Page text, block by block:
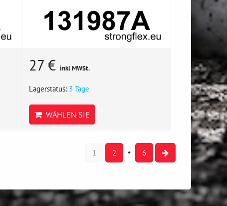
27 €inkl MWSt.
Lagerstatus: 3 Tage
WÄHLEN SIE
1 2 6